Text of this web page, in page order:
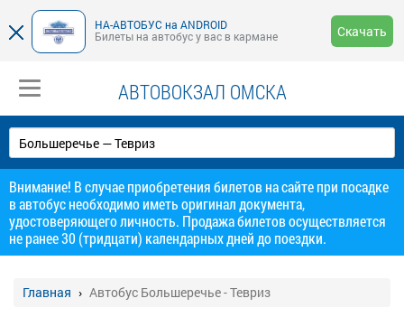
НА-АВТОБУС на ANDROID
Билеты на автобус у вас в кармане
Скачать
АВТОВОКЗАЛ ОМСКА
Внимание! В случае приобретения билетов на сайте при посадке
в автобус необходимо иметь оригинал документа,
удостоверяющего личность. Продажа билетов осуществляется
не ранее 30 (тридцати) календарных дней до поездки.
Главная Автобус Большеречье - Тевриз